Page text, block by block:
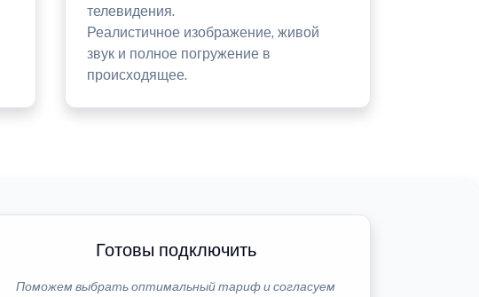
телевидения.
Реалистичное изображение, живой
звук и полное погружение в
происходящее.
Готовы подключить
Поможем выбрать оптимальный тариф и согласуем